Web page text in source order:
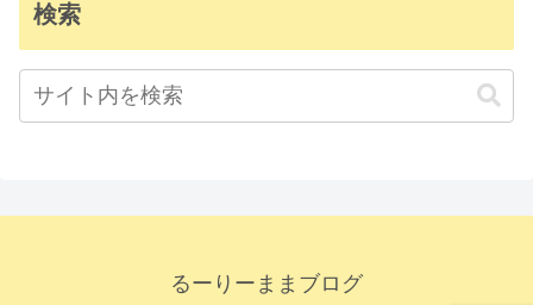
検索
るーりーままブログ